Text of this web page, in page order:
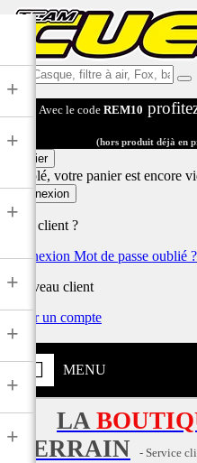
Ex:
...
Avec le code REM10
(hors produit déjà en
Panier
Désolé, votre panier est encore
Connexion
Déjà client ?
Connexion Mot de passe oublié ?
Nouveau client
Créer un compte
MENU
+
+
+
+
+
+
+
LA
TERRAIN
- Service